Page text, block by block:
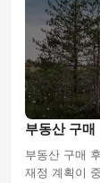
부동산 구
부동산 구매
재정 계획이